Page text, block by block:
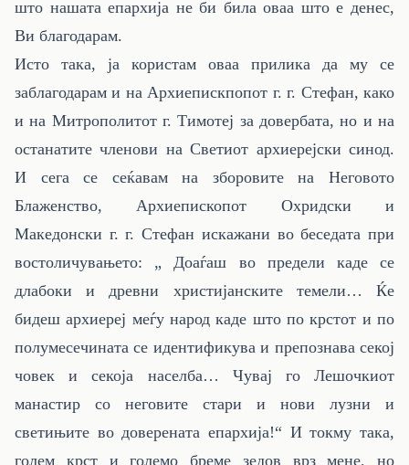
што нашата епархија не би била оваа што е денес,
Ви благодарам.
Исто така, ја користам оваа прилика да му се
заблагодарам и на Архиепискпопот г. г. Стефан, како
и на Митрополитот г. Тимотеј за довербата, но и на
останатите членови на Светиот архиерејски синод.
И сега се сеќавам на зборовите на Неговото
Блаженство, Архиепископот Охридски и
Македонски г. г. Стефан искажани во беседата при
востоличувањето: „ Доаѓаш во предели каде се
длабоки и древни христијанските темели… Ќе
бидеш архиереј меѓу народ каде што по крстот и по
полумесечината се идентификува и препознава секој
човек и секоја населба… Чувај го Лешочкиот
манастир со неговите стари и нови лузни и
светињите во доверената епархија!“ И токму така,
голем крст и големо бреме зедов врз мене, но